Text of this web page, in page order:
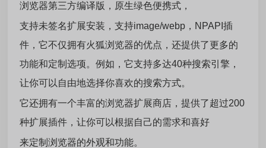
浏览器第三方编译版，原生绿色便携式，
支持未签名扩展安装，支持image/webp，NPAPI插
件，它不仅拥有火狐浏览器的优点，还提供了更多的
功能和定制选项。例如，它支持多达40种搜索引擎，
让你可以自由地选择你喜欢的搜索方式。
它还拥有一个丰富的浏览器扩展商店，提供了超过200
种扩展插件，让你可以根据自己的需求和喜好
来定制浏览器的外观和功能。